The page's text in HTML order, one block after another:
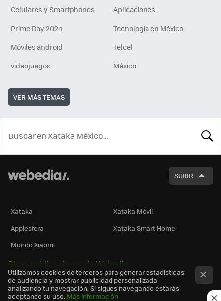
Celulares y Smartphones
Aplicaciones
Prime Day 2024
Tecnología en México
Móviles android
Telcel
videojuegos
México
VER MÁS TEMAS
SUBIR
Xataka
Xataka Móvil
Applesfera
Xataka Smart Home
Mundo Xiaomi
Otras publicaciones de Webedia
Utilizamos cookies de terceros para generar estadísticas
de audiencia y mostrar publicidad personalizada
analizando tu navegación. Si sigues navegando estarás
aceptando su uso. Más información